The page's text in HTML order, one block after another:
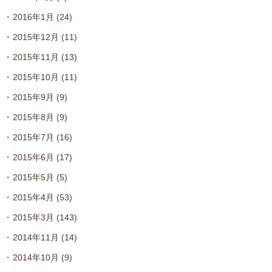
2016年1月 (24)
2015年12月 (11)
2015年11月 (13)
2015年10月 (11)
2015年9月 (9)
2015年8月 (9)
2015年7月 (16)
2015年6月 (17)
2015年5月 (5)
2015年4月 (53)
2015年3月 (143)
2014年11月 (14)
2014年10月 (9)